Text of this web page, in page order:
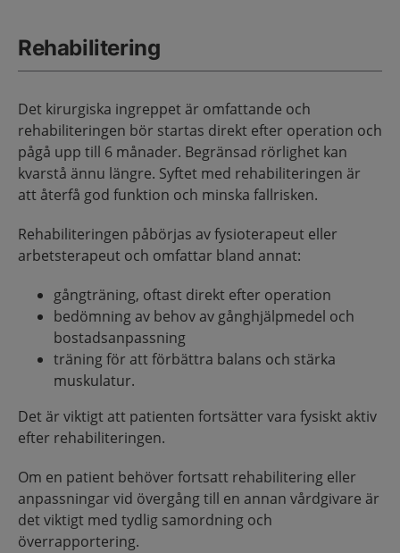
Rehabilitering
Det kirurgiska ingreppet är omfattande och
rehabiliteringen bör startas direkt efter operation och
pågå upp till 6 månader. Begränsad rörlighet kan
kvarstå ännu längre. Syftet med rehabiliteringen är
att återfå god funktion och minska fallrisken.
Rehabiliteringen påbörjas av fysioterapeut eller
arbetsterapeut och omfattar bland annat:
gångträning, oftast direkt efter operation
bedömning av behov av gånghjälpmedel och
bostadsanpassning
träning för att förbättra balans och stärka
muskulatur.
Det är viktigt att patienten fortsätter vara fysiskt aktiv
efter rehabiliteringen.
Om en patient behöver fortsatt rehabilitering eller
anpassningar vid övergång till en annan vårdgivare är
det viktigt med tydlig samordning och
överrapportering.